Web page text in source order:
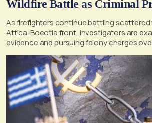
Wildfire Battle as Criminal
As firefighters continue battling
Attica-Boeotia front, investigators are
evidence and pursuing felony charges